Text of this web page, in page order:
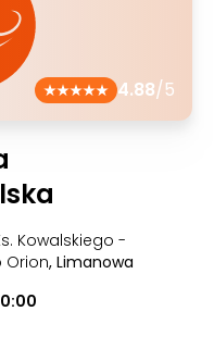
4.88/5
Kowalskiego -
, Limanowa